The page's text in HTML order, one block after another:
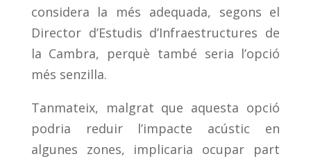
considera la més adequada, segons el
Director d’Estudis d’Infraestructures de
la Cambra, perquè també seria l’opció
més senzilla.
Tanmateix, malgrat que aquesta opció
podria reduir l’impacte acústic en
algunes zones, implicaria ocupar part